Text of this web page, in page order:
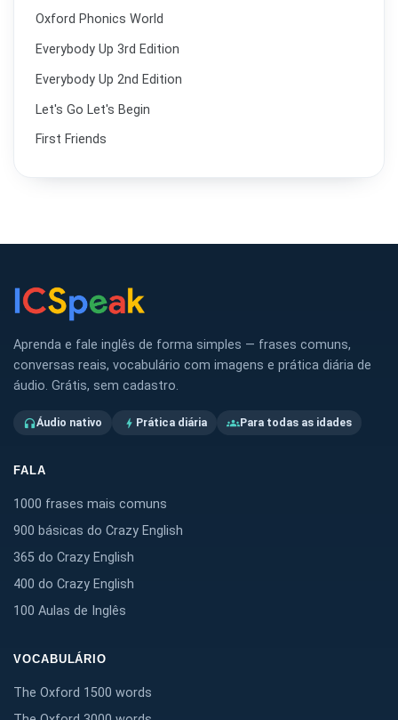
Oxford Phonics World
Everybody Up 3rd Edition
Everybody Up 2nd Edition
Let's Go Let's Begin
First Friends
Aprenda e fale inglês de forma simples — frases comuns,
conversas reais, vocabulário com imagens e prática diária de
áudio. Grátis, sem cadastro.
headphonesÁudio nativo bolt Prática diária groupsPara todas as idades
FALA
1000 frases mais comuns
900 básicas do Crazy English
365 do Crazy English
400 do Crazy English
100 Aulas de Inglês
VOCABULÁRIO
The Oxford 1500 words